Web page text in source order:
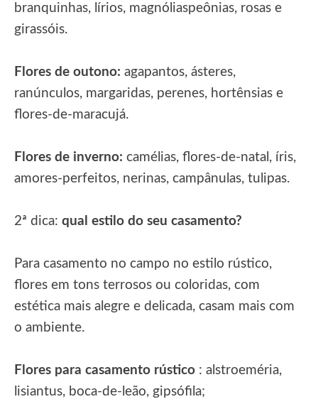
branquinhas, lírios, magnóliaspeônias, rosas e
girassóis.
Flores de outono: agapantos, ásteres,
ranúnculos, margaridas, perenes, hortênsias e
flores-de-maracujá.
Flores de inverno: camélias, flores-de-natal, íris,
amores-perfeitos, nerinas, campânulas, tulipas.
2ª dica: qual estilo do seu casamento?
Para casamento no campo no estilo rústico,
flores em tons terrosos ou coloridas, com
estética mais alegre e delicada, casam mais com
o ambiente.
Flores para casamento rústico : alstroeméria,
lisiantus, boca-de-leão, gipsófila;